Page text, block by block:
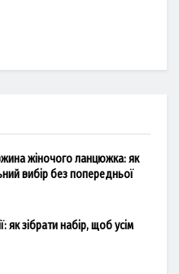
жіночого ланцюжка: як
вибір без попередньої
як зібрати набір, щоб усім